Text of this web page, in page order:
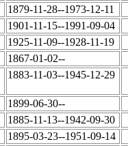
1879-11-28--1973-12-11
1901-11-15--1991-09-04
1925-11-09--1928-11-19
1867-01-02--
1883-11-03--1945-12-29
1899-06-30--
1885-11-13--1942-09-30
1895-03-23--1951-09-14